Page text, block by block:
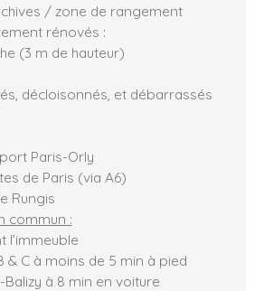
/ zone de rangement
rénovés :
(3 m de hauteur)
décloisonnés, et débarrassés
Paris-Orly
de Paris (via A6)
Rungis
commun :
l’immeuble
& C à moins de 5 min à pied
Balizy à 8 min en voiture